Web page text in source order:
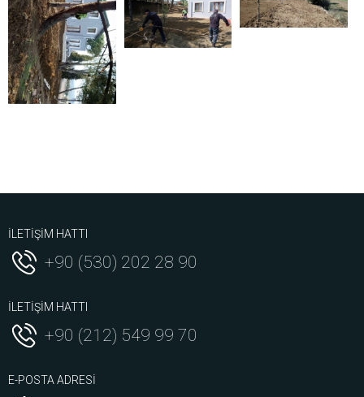
İLETİŞİM HATTI
+90 (530) 202 28 90
İLETİŞİM HATTI
+90 (212) 549 99 70
E-POSTA ADRESİ